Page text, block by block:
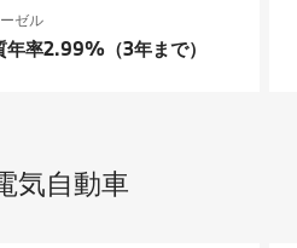
ゼル
年率2.99%（3年まで）
気自動車